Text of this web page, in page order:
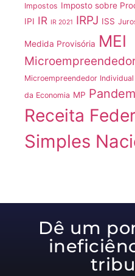
Impostos Imposto sobre
IPI IR IR 2021 IRPJ ISS
Medida Provisória MEI
Microempreendedor Individual
da Economia MP
Receita
Simples
Dê um